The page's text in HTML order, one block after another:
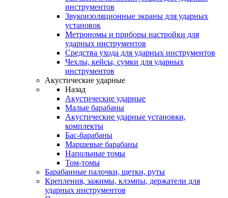
инструментов
Звукоизоляционные экраны для ударных
установок
Метрономы и приборы настройки для
ударных инструментов
Средства ухода для ударных инструментов
Чехлы, кейсы, сумки для ударных
инструментов
Акустические ударные
Назад
Акустические ударные
Mалые барабаны
Акустические ударные установки,
комплекты
Бас-барабаны
Маршевые барабаны
Напольные томы
Том-томы
Барабанные палочки, щетки, руты
Крепления, зажимы, клэмпы, держатели для
ударных инструментов